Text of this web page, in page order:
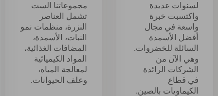
لسنوات عديدة
واكتسبت خبرة
واسعة في مجال
أفضل الأسمدة
السائلة للخضروات.
وهي الآن من
الشركات الرائدة
في قطاع
الكيماويات بالصين.
مجموعاتنا الست
تشمل العناصر
النزرة، منظمات نمو
النبات، الأسمدة،
المضافات الغذائية،
المواد الكيميائية
لمعالجة المياه،
وعلف الحيوانات.